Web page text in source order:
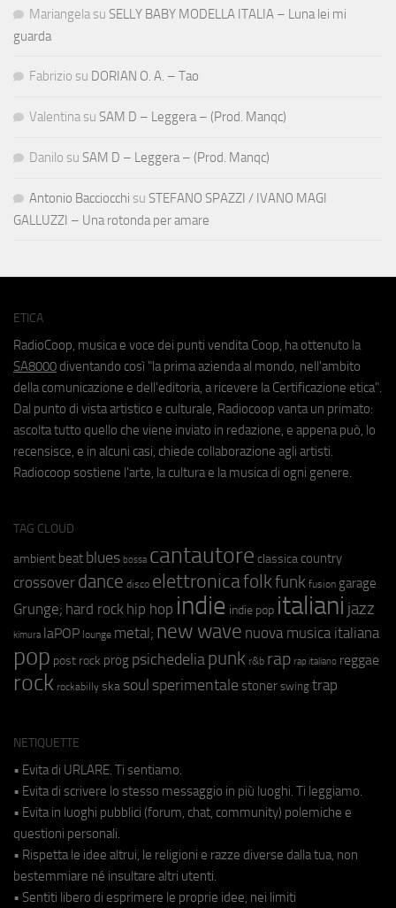
Mariangela su SELLY BABY MODELLA ITALIA – Luna lei mi
guarda
Fabrizio su DORIAN O. A. – Tao
Valentina su SAM D – Leggera – (Prod. Manqc)
Danilo su SAM D – Leggera – (Prod. Manqc)
Antonio Bacciocchi su STEFANO SPAZZI / IVANO MAGI
GALLUZZI – Una rotonda per amare
ETICA
RadioCoop, musica e voce dei punti vendita Coop, ha ottenuto la
SA8000 diventando così "la prima azienda al mondo, nell'ambito
della comunicazione e dell'editoria, a ricevere la Certificazione etica".
Dal punto di vista artistico e culturale, Radiocoop vanta un primato:
ascolta tutto quello che viene inviato in redazione, e appena può, lo
recensisce, e in alcuni casi, chiede collaborazione agli artisti.
Radiocoop sostiene l'arte, la cultura e la musica di ogni genere.
TAG CLOUD
ambient beat blues bossa cantautore classica country
crossover dance disco elettronicafolkfunk fusion garage
Grunge; hard rock hip hop indie indie pop italiani jazz
kimura laPOP lounge metal; new wave nuova musica italiana
pop post rock prog psichedeliapunk r&b rap rap italiano reggae
rock rockabilly ska soul sperimentale stoner swing trap
NETIQUETTE
• Evita di URLARE. Ti sentiamo.
• Evita di scrivere lo stesso messaggio in più luoghi. Ti leggiamo.
• Evita in luoghi pubblici (forum, chat, community) polemiche e
questioni personali.
• Rispetta le idee altrui, le religioni e razze diverse dalla tua, non
bestemmiare né insultare altri utenti.
• Sentiti libero di esprimere le proprie idee, nei limiti